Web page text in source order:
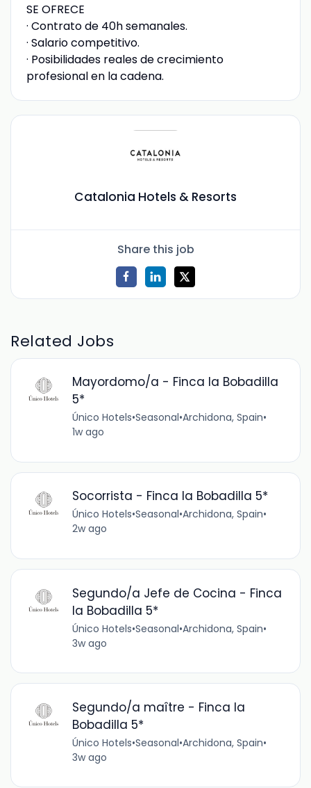
SE OFRECE
· Contrato de 40h semanales.
· Salario competitivo.
· Posibilidades reales de crecimiento
profesional en la cadena.
Catalonia Hotels & Resorts
Share this job
Related Jobs
Mayordomo/a - Finca la Bobadilla
5*
Único Hotels•Seasonal•Archidona, Spain•
1w ago
Socorrista - Finca la Bobadilla 5*
Único Hotels•Seasonal•Archidona, Spain•
2w ago
Segundo/a Jefe de Cocina - Finca
la Bobadilla 5*
Único Hotels•Seasonal•Archidona, Spain•
3w ago
Segundo/a maître - Finca la
Bobadilla 5*
Único Hotels•Seasonal•Archidona, Spain•
3w ago